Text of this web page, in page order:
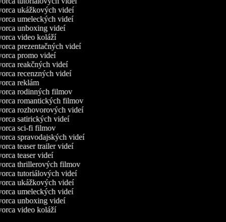
ukážkových videí
umeleckých videí
unboxing videí
video koláží
prezentačných videí
promo videí
reakčných videí
recenzných videí
reklám
rodinných filmov
romantických filmov
rozhovorových videí
satirických videí
sci-fi filmov
spravodajských videí
teaser trailer videí
teaser videí
thrillerových filmov
tutoriálových videí
ukážkových videí
umeleckých videí
unboxing videí
video koláží